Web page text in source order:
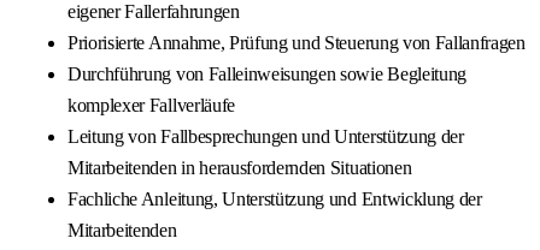
eigener Fallerfahrungen
Priorisierte Annahme, Prüfung und Steuerung von Fallanfragen
Durchführung von Falleinweisungen sowie Begleitung
komplexer Fallverläufe
Leitung von Fallbesprechungen und Unterstützung der
Mitarbeitenden in herausfordernden Situationen
Fachliche Anleitung, Unterstützung und Entwicklung der
Mitarbeitenden